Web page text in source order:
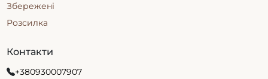
Збережені
Розсилка
Контакти
+380930007907